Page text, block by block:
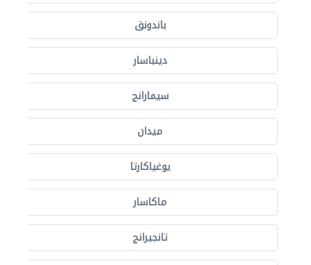
باندونق
دينباسار
سيمارانج
ميدان
يوغياكارتا
ماكاسار
تانجيرانج